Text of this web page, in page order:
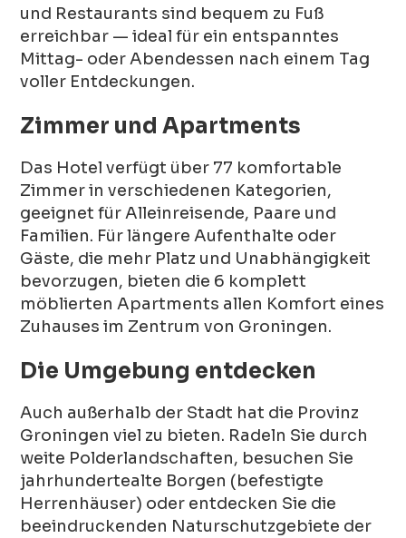
und Restaurants sind bequem zu Fuß
erreichbar — ideal für ein entspanntes
Mittag- oder Abendessen nach einem Tag
voller Entdeckungen.
Zimmer und Apartments
Das Hotel verfügt über 77 komfortable
Zimmer in verschiedenen Kategorien,
geeignet für Alleinreisende, Paare und
Familien. Für längere Aufenthalte oder
Gäste, die mehr Platz und Unabhängigkeit
bevorzugen, bieten die 6 komplett
möblierten Apartments allen Komfort eines
Zuhauses im Zentrum von Groningen.
Die Umgebung entdecken
Auch außerhalb der Stadt hat die Provinz
Groningen viel zu bieten. Radeln Sie durch
weite Polderlandschaften, besuchen Sie
jahrhundertealte Borgen (befestigte
Herrenhäuser) oder entdecken Sie die
beeindruckenden Naturschutzgebiete der